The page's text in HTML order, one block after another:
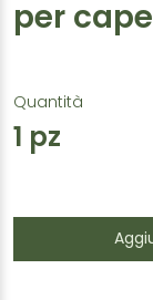
per
Quantità
1 pz